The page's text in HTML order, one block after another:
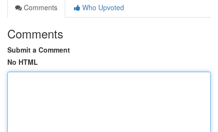
Comments
Who Upvoted
Comments
Submit a Comment
No HTML